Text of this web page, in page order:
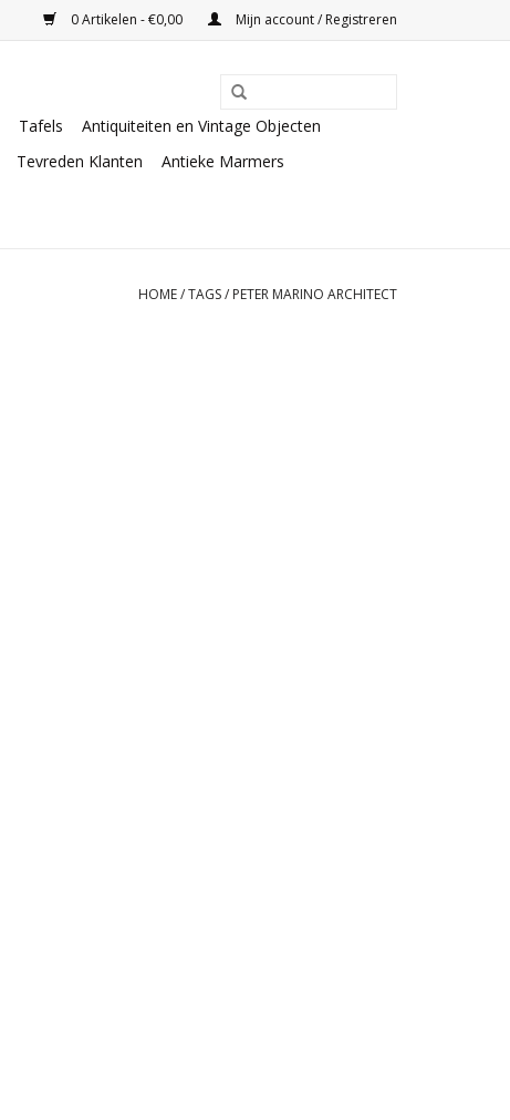
0 Artikelen - €0,00 Mijn account / Registreren
Tafels
Antiquiteiten en Vintage Objecten
Tevreden Klanten
Antieke Marmers
HOME/TAGS/ PETER MARINO ARCHITECT